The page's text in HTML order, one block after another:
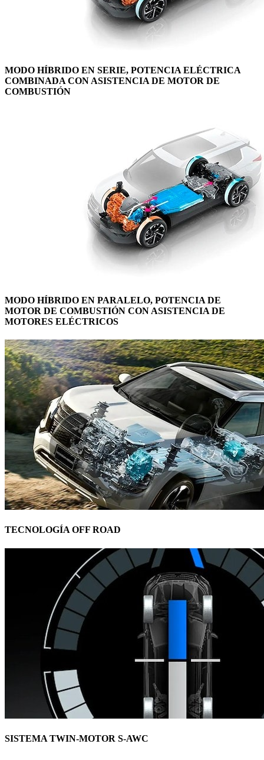
MODO HÍBRIDO EN SERIE, POTENCIA ELÉCTRICA
COMBINADA CON ASISTENCIA DE MOTOR DE
COMBUSTIÓN
MODO HÍBRIDO EN PARALELO, POTENCIA DE
MOTOR DE COMBUSTIÓN CON ASISTENCIA DE
MOTORES ELÉCTRICOS
TECNOLOGÍA OFF ROAD
SISTEMA TWIN-MOTOR S-AWC